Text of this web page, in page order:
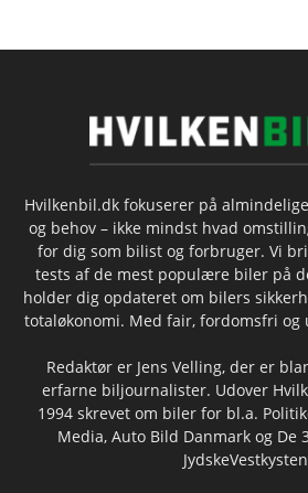
Hvilkenbil.dk fokuserer på
og behov – ikke mindst hvad
for dig som bilist og forbruger. Vi
tests af de mest populære biler på
holder dig opdateret om bilers
totaløkonomi. Med fair, fordomsfri
Redaktør er Jens Velling, der er
erfarne biljournalister. Udover
1994 skrevet om biler for bl.a.
Media, Auto Bild Danmark og De